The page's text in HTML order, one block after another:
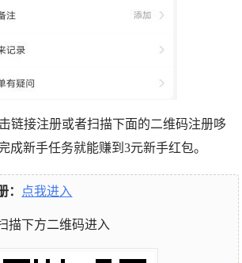
链接注册或者扫描下面的二维码注册哆
成新手任务就能赚到3元新手红包。
： 点我进入
描下方二维码进入